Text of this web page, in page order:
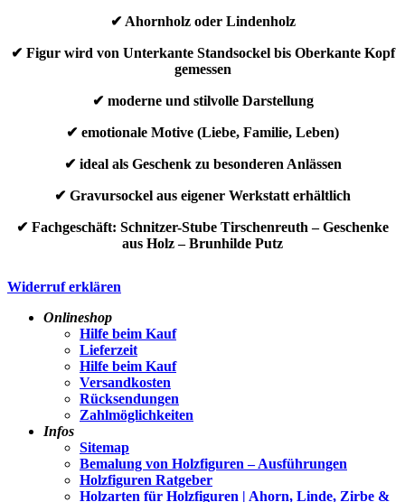
✔ Ahornholz oder Lindenholz
✔ Figur wird von Unterkante Standsockel bis Oberkante Kopf
gemessen
✔ moderne und stilvolle Darstellung
✔ emotionale Motive (Liebe, Familie, Leben)
✔ ideal als Geschenk zu besonderen Anlässen
✔ Gravursockel aus eigener Werkstatt erhältlich
✔ Fachgeschäft: Schnitzer-Stube Tirschenreuth – Geschenke
aus Holz – Brunhilde Putz
Widerruf erklären
Onlineshop
Hilfe beim Kauf
Lieferzeit
Hilfe beim Kauf
Versandkosten
Rücksendungen
Zahlmöglichkeiten
Infos
Sitemap
Bemalung von Holzfiguren – Ausführungen
Holzfiguren Ratgeber
Holzarten für Holzfiguren | Ahorn, Linde, Zirbe &